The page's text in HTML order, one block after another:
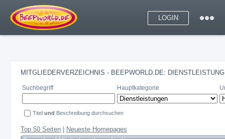
LOGIN
MITGLIEDERVERZEICHNIS - BEEPWORLD.DE:
Suchbegriff Hauptkategorie
Titel und Beschreibung durchsuchen
Top 50 Seiten Neueste Homepages